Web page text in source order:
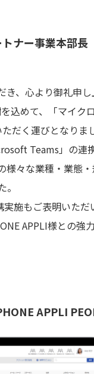
ナー事業本部
、心より御礼申し
込めて、「マイク
だく運びとなりま
Teams」の
々な業種・業態
施もご表明いた
APPLI様との強
APPLI